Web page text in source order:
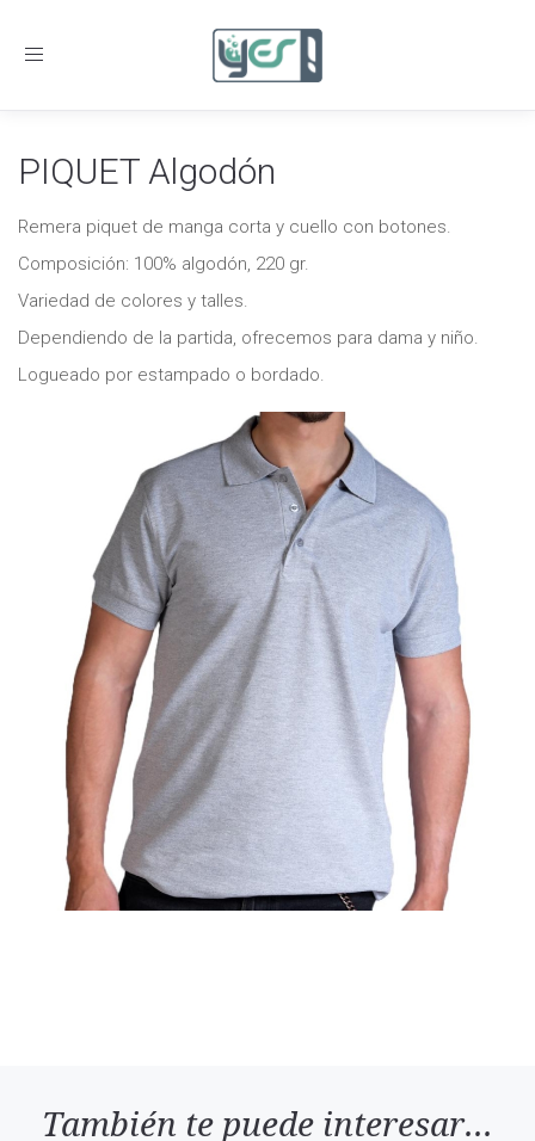
Toggle
PIQUET Algodón
Remera piquet de manga corta y cuello con botones.
Composición: 100% algodón, 220 gr.
Variedad de colores y talles.
Dependiendo de la partida, ofrecemos para dama y niño.
Logueado por estampado o bordado.
También te puede interesar...